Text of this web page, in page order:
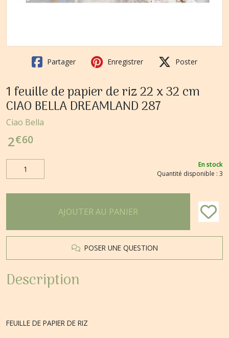
Partager Enregistrer Poster
1 feuille de papier de riz 22 x 32 cm
CIAO BELLA DREAMLAND 287
Ciao Bella
2€60
En stock
Quantité disponible : 3
AJOUTER AU PANIER
POSER UNE QUESTION
Description
FEUILLE DE PAPIER DE RIZ